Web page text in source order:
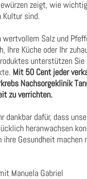
zeigt, wie
sind.
wertvollem Salz und
Ihre Küche oder Ihr
unterstützen Sie
Mit 50 Cent jeder
Nachsorgeklinik
zu verrichten.
dankbar dafür, dass
heranwachsen
ihre Gesundheit machen
Manuela Gabriel